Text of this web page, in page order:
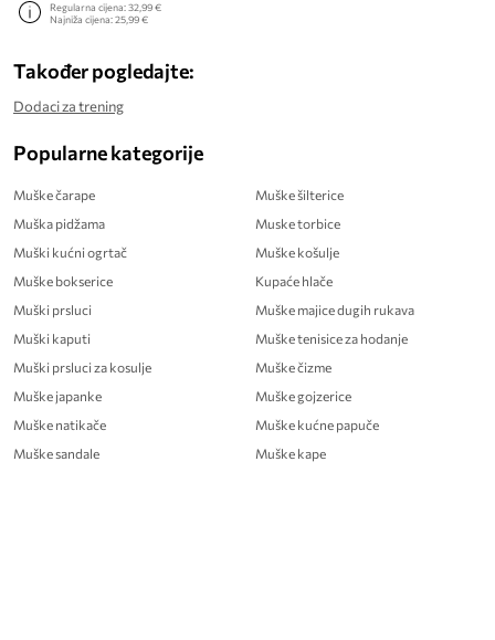
Regularna cijena:32,99 €
Najniža cijena:25,99 €
Također pogledajte:
Dodaci za trening
Popularne kategorije
Muške čarape
Muška pidžama
Muški kućni ogrtač
Muške bokserice
Muški prsluci
Muški kaputi
Muški prsluci za kosulje
Muške japanke
Muške natikače
Muške sandale
Muške šilterice
Muske torbice
Muške košulje
Kupaće hlače
Muške majice dugih rukava
Muške tenisice za hodanje
Muške čizme
Muške gojzerice
Muške kućne papuče
Muške kape